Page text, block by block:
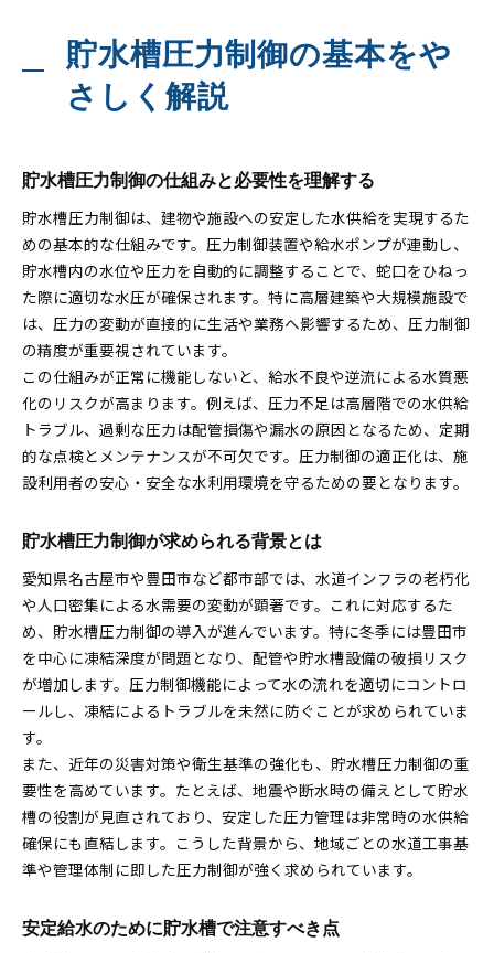
凍結リスクに備えた貯水槽圧力制御の対策
豊田市の水道工事と貯水槽管理の関係を知る
貯水槽の冬場トラブルを未然に防ぐコツ
安定運用を実現する圧力制御の工夫
貯水槽で安定運用するための圧力調整法
貯水槽設備の老朽化対策と圧力制御の工夫
水道工事の現場で求められる運用の工夫
圧力制御機器の選び方と貯水槽管理の秘訣
豊田市の凍結深度を考慮した運用方法
豊田市で注目の凍結深度対策を詳しく紹介
豊田市での貯水槽凍結深度基準のポイント
水道工事現場で役立つ凍結深度対策とは
貯水槽圧力制御と凍結対策の効果的な連携
豊田市の冬場に強い貯水槽運用のコツ
水道工事目線で考える貯水槽の維持管理
水道工事から見る貯水槽維持管理の考え方
貯水槽トラブルを防ぐ現場対応の工夫
圧力制御異常時の早期対応と点検方法
豊田市基準を意識した貯水槽管理の流れ
メンテナンスで変わる貯水槽の長寿命化
貯水槽圧力制御で設備長寿命化を実現する方法
老朽化防止に活かせる貯水槽管理のノウハウ
現場で実践できる貯水槽点検の工夫とは
貯水槽設備の更新時期を見極めるポイント
貯水槽圧力制御の基本をや
さしく解説
貯水槽圧力制御の仕組みと必要性を理解する
貯水槽圧力制御は、建物や施設への安定した水供給を実現するた
めの基本的な仕組みです。圧力制御装置や給水ポンプが連動し、
貯水槽内の水位や圧力を自動的に調整することで、蛇口をひねっ
た際に適切な水圧が確保されます。特に高層建築や大規模施設で
は、圧力の変動が直接的に生活や業務へ影響するため、圧力制御
の精度が重要視されています。
この仕組みが正常に機能しないと、給水不良や逆流による水質悪
化のリスクが高まります。例えば、圧力不足は高層階での水供給
トラブル、過剰な圧力は配管損傷や漏水の原因となるため、定期
的な点検とメンテナンスが不可欠です。圧力制御の適正化は、施
設利用者の安心・安全な水利用環境を守るための要となります。
貯水槽圧力制御が求められる背景とは
愛知県名古屋市や豊田市など都市部では、水道インフラの老朽化
や人口密集による水需要の変動が顕著です。これに対応するた
め、貯水槽圧力制御の導入が進んでいます。特に冬季には豊田市
を中心に凍結深度が問題となり、配管や貯水槽設備の破損リスク
が増加します。圧力制御機能によって水の流れを適切にコントロ
ールし、凍結によるトラブルを未然に防ぐことが求められていま
す。
また、近年の災害対策や衛生基準の強化も、貯水槽圧力制御の重
要性を高めています。たとえば、地震や断水時の備えとして貯水
槽の役割が見直されており、安定した圧力管理は非常時の水供給
確保にも直結します。こうした背景から、地域ごとの水道工事基
準や管理体制に即した圧力制御が強く求められています。
安定給水のために貯水槽で注意すべき点